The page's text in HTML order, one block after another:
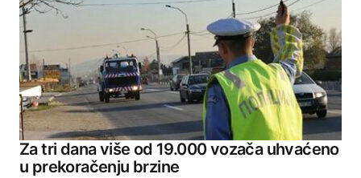
Za tri dana više od 19.000 vozača uhvaćeno
u prekoračenju brzine